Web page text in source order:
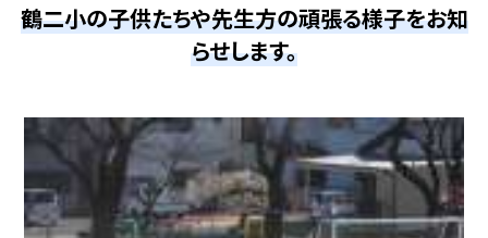
鶴二小の子供たちや先生方の頑張る様子をお知
らせします。